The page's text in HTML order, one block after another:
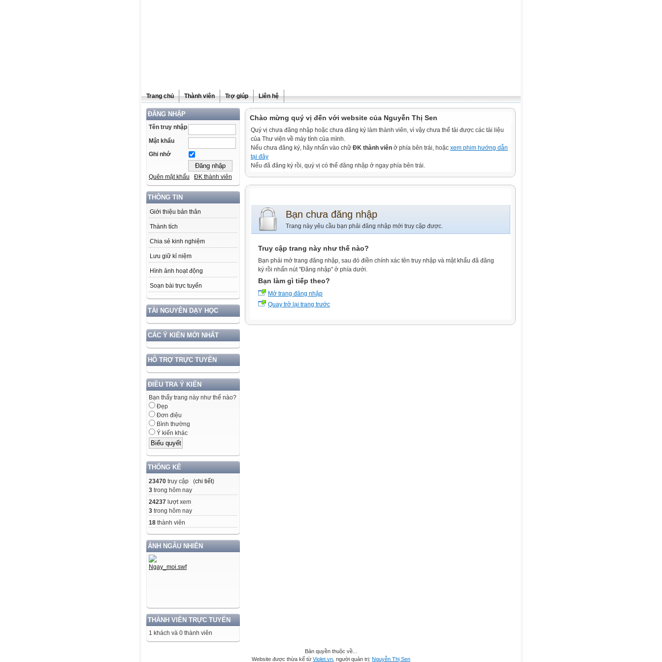
Trang chủ Thành viên Trợ giúp Liên hệ
ĐĂNG NHẬP
Tên truy nhập
Mật khẩu
Ghi nhớ
Quên mật khẩu ĐK thành viên
THÔNG TIN
Giới thiệu bản thân
Thành tích
Chia sẻ kinh nghiệm
Lưu giữ kỉ niệm
Hình ảnh hoạt động
Soạn bài trực tuyến
TÀI NGUYÊN DẠY HỌC
CÁC Ý KIẾN MỚI NHẤT
HỖ TRỢ TRỰC TUYẾN
ĐIỀU TRA Ý KIẾN
Bạn thấy trang này như thế nào?
Đẹp
Đơn điệu
Bình thường
Ý kiến khác
THỐNG KÊ
23470 truy cập (chi tiết)
3 trong hôm nay
24237 lượt xem
3 trong hôm nay
18 thành viên
ẢNH NGẪU NHIÊN
THÀNH VIÊN TRỰC TUYẾN
1 khách và 0 thành viên
Chào mừng quý vị đến với website của Nguyễn Thị Sen
Quý vị chưa đăng nhập hoặc chưa đăng ký làm thành viên, vì vậy chưa thể tải được các tài liệu
của Thư viện về máy tính của mình.
Nếu chưa đăng ký, hãy nhấn vào chữ ĐK thành viên ở phía bên trái, hoặc xem phim hướng dẫn
tại đây
Nếu đã đăng ký rồi, quý vị có thể đăng nhập ở ngay phía bên trái.
Bạn chưa đăng nhập
Trang này yêu cầu bạn phải đăng nhập mới truy cập được.
Truy cập trang này như thế nào?
Bạn phải mở trang đăng nhập, sau đó điền chính xác tên truy nhập và mật khẩu đã đăng
ký rồi nhấn nút "Đăng nhập" ở phía dưới.
Bạn làm gì tiếp theo?
Mở trang đăng nhập
Quay trở lại trang trước
Bản quyền thuộc về...
Website được thừa kế từ Violet.vn , người quản trị: Nguyễn Thị Sen